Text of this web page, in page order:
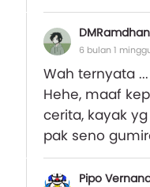
DMRamdhan
6 bulan 1
Wah ternyata
Hehe, maaf
cerita, kayak
pak seno
Pipo